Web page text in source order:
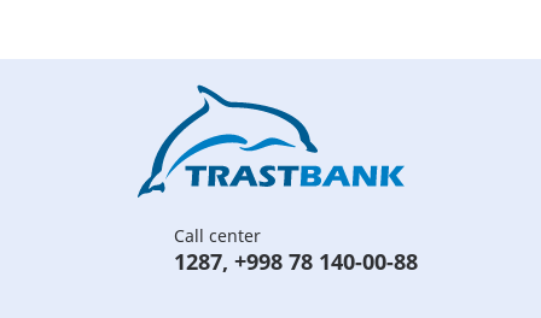
Call center
1287, +998 78 140-00-88